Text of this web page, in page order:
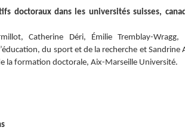
doctoraux dans les universités suisses,
Catherine Déri, Émilie Tremblay-Wragg,
du sport et de la recherche et
la formation doctorale, Aix-Marseille Université.